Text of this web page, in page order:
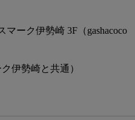
ーク伊勢崎 3F（gashacoco
伊勢崎と共通）